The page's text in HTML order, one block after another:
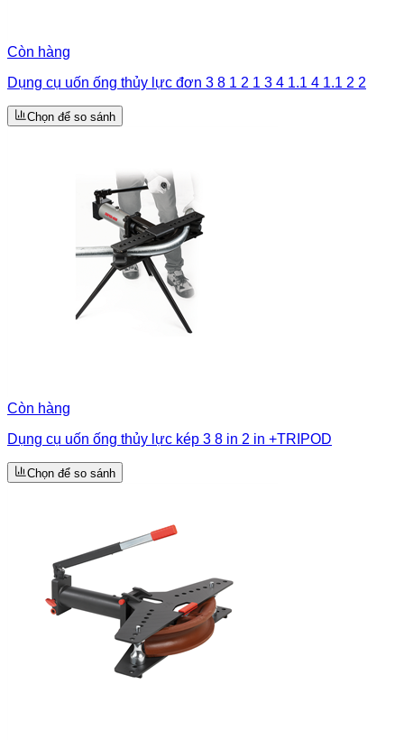
Còn hàng
Dụng cụ uốn ống thủy lực đơn 3 8 1 2 1 3 4 1.1 4 1.1 2 2
Chọn để so sánh
Còn hàng
Dụng cụ uốn ống thủy lực kép 3 8 in 2 in +TRIPOD
Chọn để so sánh